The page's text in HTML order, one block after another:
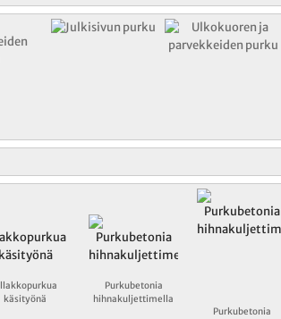
käsityönä
Purkubetonia
hihnakuljettimella
Purkubetonia